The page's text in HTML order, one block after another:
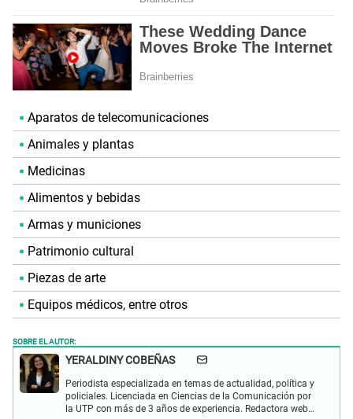
Aparatos de telecomunicaciones
Animales y plantas
Medicinas
Alimentos y bebidas
Armas y municiones
Patrimonio cultural
Piezas de arte
Equipos médicos, entre otros
SOBRE EL AUTOR:
YERALDINY COBEÑAS
Periodista especializada en temas de actualidad, política y
policiales. Licenciada en Ciencias de la Comunicación por
la UTP con más de 3 años de experiencia. Redactora web